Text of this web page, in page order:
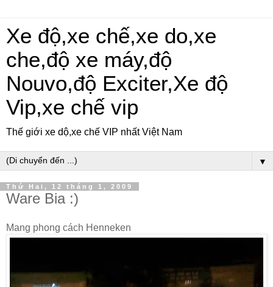
Xe độ,xe chế,xe do,xe
che,độ xe máy,độ
Nouvo,độ Exciter,Xe độ
Vip,xe chế vip
Thế giới xe dộ,xe chế VIP nhất Việt Nam
▼
Thứ Hai, 12 tháng 1, 2009
Ware Bia :)
Mang phong cách Henneken